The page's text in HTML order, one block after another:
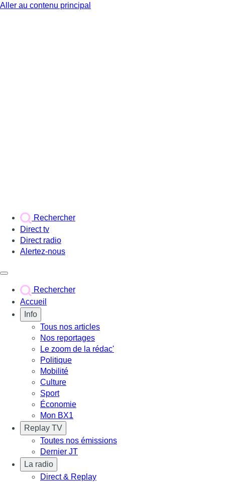
Aller au contenu principal
Rechercher
Direct tv
Direct radio
Alertez-nous
Rechercher
Accueil
Info
Tous nos articles
Nos reportages
Le zoom de la rédac'
Politique
Mobilité
Culture
Sport
Économie
Mon BX1
Replay TV
Toutes nos émissions
Dernier JT
La radio
Direct & Replay